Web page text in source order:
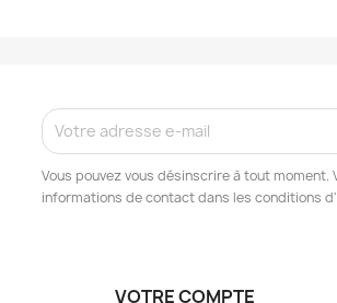
Vous pouvez vous désinscrire à tout moment.
informations de contact dans les conditions
VOTRE COMPTE